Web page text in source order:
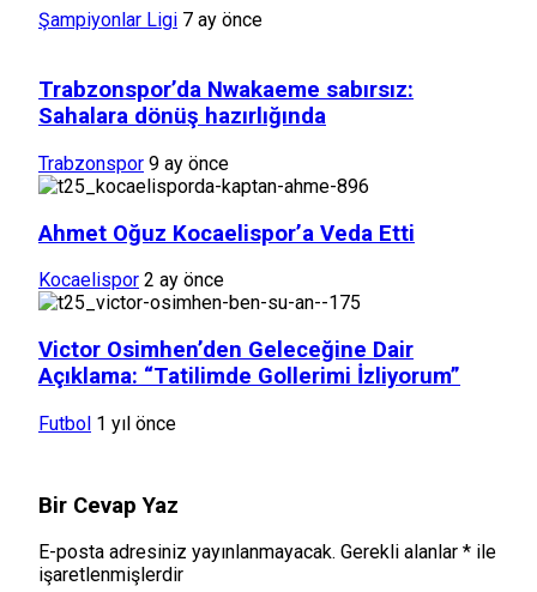
Şampiyonlar Ligi 7 ay önce
Trabzonspor’da Nwakaeme sabırsız:
Sahalara dönüş hazırlığında
Trabzonspor 9 ay önce
Ahmet Oğuz Kocaelispor’a Veda Etti
Kocaelispor 2 ay önce
Victor Osimhen’den Geleceğine Dair
Açıklama: “Tatilimde Gollerimi İzliyorum”
Futbol 1 yıl önce
Bir Cevap Yaz
E-posta adresiniz yayınlanmayacak. Gerekli alanlar * ile
işaretlenmişlerdir